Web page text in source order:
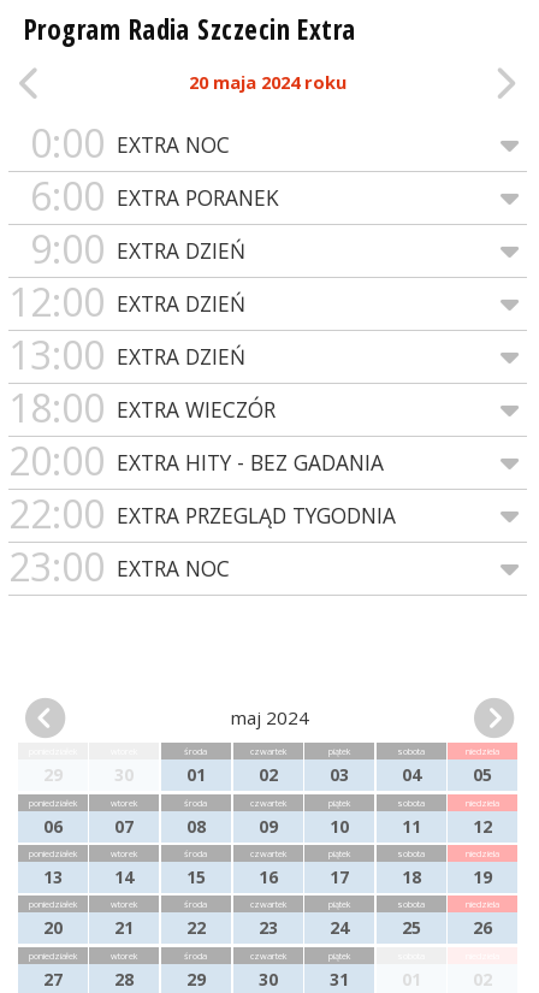
Program Radia Szczecin Extra
20 maja 2024 roku
0:00 EXTRA NOC
6:00 EXTRA PORANEK
9:00 EXTRA DZIEŃ
12:00 EXTRA DZIEŃ
13:00 EXTRA DZIEŃ
18:00 EXTRA WIECZÓR
20:00 EXTRA HITY - BEZ GADANIA
22:00 EXTRA PRZEGLĄD TYGODNIA
23:00 EXTRA NOC
maj 2024
29 30
środa
01
czwartek
02
piątek
03
sobota
04
niedziela
05
poniedziałek
06
wtorek
07
środa
08
czwartek
09
piątek
10
sobota
11
niedziela
12
poniedziałek
13
wtorek
14
środa
15
czwartek
16
piątek
17
sobota
18
niedziela
19
poniedziałek
20
wtorek
21
środa
22
czwartek
23
piątek
24
sobota
25
niedziela
26
poniedziałek
27
wtorek
28
środa
29
czwartek
30
piątek
31 01 02